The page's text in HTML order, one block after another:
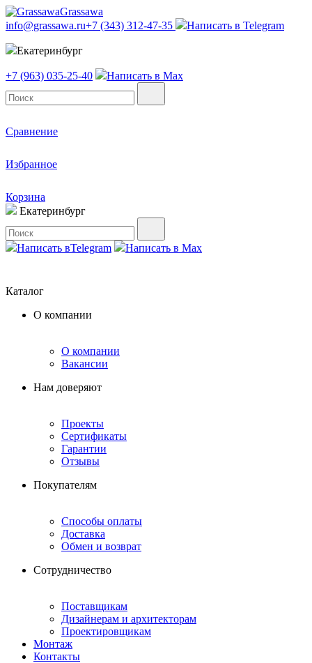
Grassawa
info@grassawa.ru+7 (343) 312-47-35 Написать в Telegram
Екатеринбург
+7 (963) 035-25-40 Написать в Max
Сравнение
Избранное
Корзина
Екатеринбург
Написать вTelegram Написать в Max
Каталог
О компании
О компании
Вакансии
Нам доверяют
Проекты
Сертификаты
Гарантии
Отзывы
Покупателям
Способы оплаты
Доставка
Обмен и возврат
Сотрудничество
Поставщикам
Дизайнерам и архитекторам
Проектировщикам
Монтаж
Контакты